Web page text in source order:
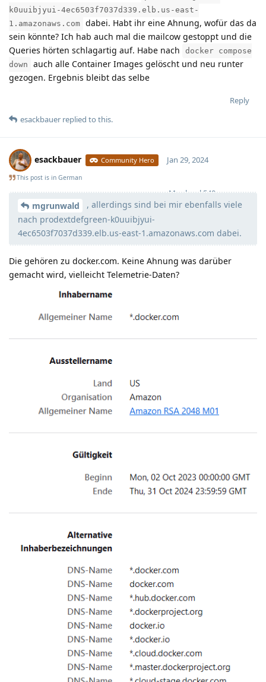
k0uuibjyui-4ec6503f7037d339.elb.us-east-
1.amazonaws.com dabei. Habt ihr eine Ahnung, wofür das da
sein könnte? Ich hab auch mal die mailcow gestoppt und die
Queries hörten schlagartig auf. Habe nach
docker compose
down
auch alle Container Images gelöscht und neu runter
gezogen. Ergebnis bleibt das selbe
Reply
esackbauer replied to this.
esackbauer Community Hero
Moolevel 540
Jan 29, 2024
This post is in German
mgrunwald
, allerdings sind bei mir ebenfalls viele
nach prodextdefgreen-k0uuibjyui-
4ec6503f7037d339.elb.us-east-1.amazonaws.com dabei.
Die gehören zu docker.com. Keine Ahnung was darüber
gemacht wird, vielleicht Telemetrie-Daten?